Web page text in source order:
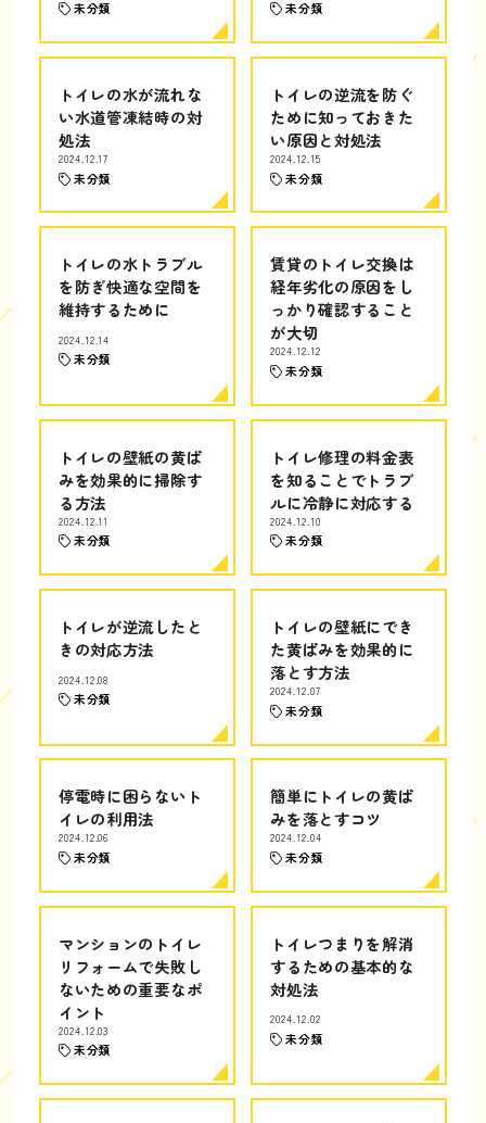
未分類 未分類
トイレの水が流れな
い水道管凍結時の対
処法
2024.12.17
未分類
トイレの逆流を防ぐ
ために知っておきた
い原因と対処法
2024.12.15
未分類
トイレの水トラブル
を防ぎ快適な空間を
維持するために
2024.12.14
未分類
賃貸のトイレ交換は
経年劣化の原因をし
っかり確認すること
が大切
2024.12.12
未分類
トイレの壁紙の黄ば
みを効果的に掃除す
る方法
2024.12.11
未分類
トイレ修理の料金表
を知ることでトラブ
ルに冷静に対応する
2024.12.10
未分類
トイレが逆流したと
きの対応方法
2024.12.08
未分類
トイレの壁紙にでき
た黄ばみを効果的に
落とす方法
2024.12.07
未分類
停電時に困らないト
イレの利用法
2024.12.06
未分類
簡単にトイレの黄ば
みを落とすコツ
2024.12.04
未分類
マンションのトイレ
リフォームで失敗し
ないための重要なポ
イント
2024.12.03
未分類
トイレつまりを解消
するための基本的な
対処法
2024.12.02
未分類